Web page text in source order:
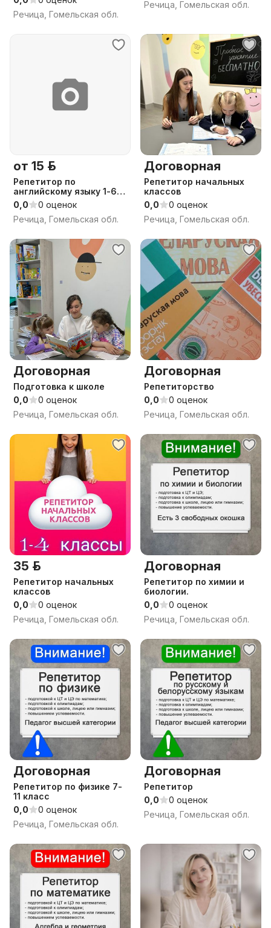
Речица, Гомельская обл.
Речица, Гомельская обл.
от 15 р.
Репетитор по
английскому языку 1-6
класс
0,0
0 оценок
Речица, Гомельская обл.
Договорная
Репетитор начальных
классов
0,0
0 оценок
Речица, Гомельская обл.
Договорная
Подготовка к школе
0,0
0 оценок
Речица, Гомельская обл.
Договорная
Репетиторство
0,0
0 оценок
Речица, Гомельская обл.
35 р.
Репетитор начальных
классов
0,0
0 оценок
Речица, Гомельская обл.
Договорная
Репетитор по химии и
биологии.
0,0
0 оценок
Речица, Гомельская обл.
Договорная
Репетитор по физике 7-
11 класс
0,0
0 оценок
Речица, Гомельская обл.
Договорная
Репетитор
0,0
0 оценок
Речица, Гомельская обл.